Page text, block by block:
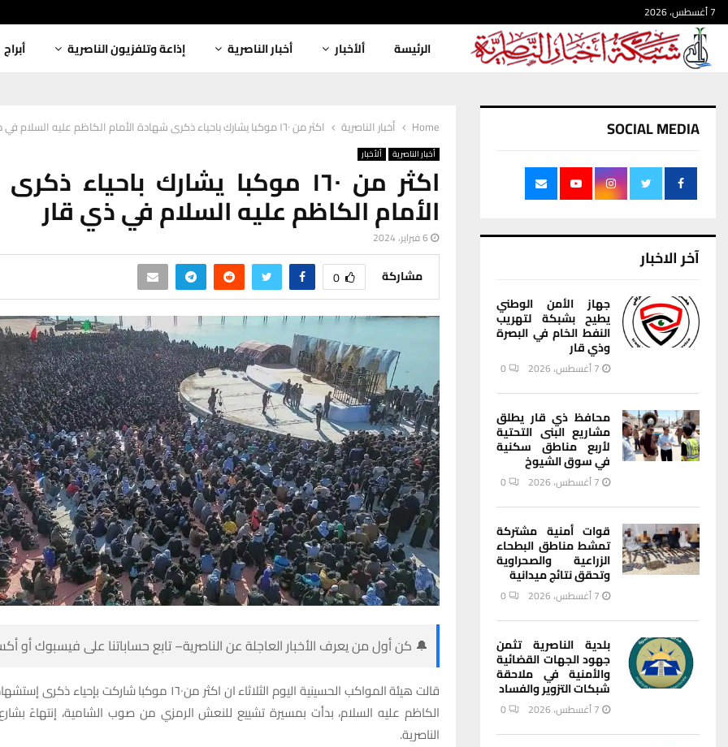
7 أغسطس، 2026
الرئيسة ألأخبار أخبار الناصرية إذاعة وتلفزيون الناصرية أبراج
Home أخبار الناصرية اكثر من ١٦٠ موكبا يشارك باحياء ذكرى شهادة الأمام الكاظم عليه السلام في ذي قار
أخبار الناصرية ألأخبار
اكثر من ١٦٠ موكبا يشارك باحياء
الأمام الكاظم عليه السلام في ذي قار
6 فبراير، 2024
مشاركة 0
🔔 كن أول من يعرف الأخبار العاجلة عن الناصرية– تابع حساباتنا على فيسبوك أو
قالت هيئة المواكب الحسينية اليوم الثلاثاء ان اكثر من١٦٠ موكبا
الكاظم عليه السلام، بدأت بمسيرة تشييع للنعش الرمزي من صوب الشامية، إنتهاءً
الناصرية.
SOCIAL MEDIA
آخر الاخبار
جهاز الأمن الوطني
يطيح بشبكة لتهريب
النفط الخام في البصرة
وذي قار
7 أغسطس، 2026 0
محافظ ذي قار يطلق
مشاريع البنى التحتية
لأربع مناطق سكنية
في سوق الشيوخ
7 أغسطس، 2026 0
قوات أمنية مشتركة
تمشط مناطق البطحاء
الزراعية والصحراوية
وتحقق نتائج ميدانية
7 أغسطس، 2026 0
بلدية الناصرية تثمن
جهود الجهات القضائية
والأمنية في ملاحقة
شبكات التزوير والفساد
7 أغسطس، 2026 0